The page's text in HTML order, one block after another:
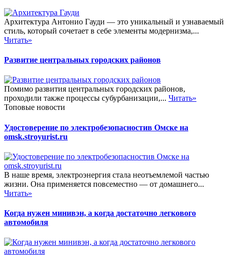
Архитектура Антонио Гауди — это уникальный и узнаваемый
стиль, который сочетает в себе элементы модернизма,...
Читать»
Развитие центральных городских районов
Помимо развития центральных городских районов,
проходили также процессы субурбанизации,... Читать»
Топовые новости
Удостоверение по электробезопасностив Омске на
omsk.stroyurist.ru
В наше время, электроэнергия стала неотъемлемой частью
жизни. Она применяется повсеместно — от домашнего...
Читать»
Когда нужен минивэн, а когда достаточно легкового
автомобиля